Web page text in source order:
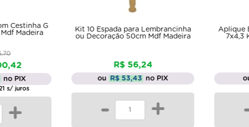
10 Espada para Lembrancinha
Decoração 50cm Mdf Madeira
ou
-
Aplique Balão Enfeite Decoração
7x4,3 Kit 10un Mdf Laser Cru
ou
-